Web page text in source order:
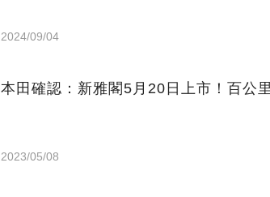
2024/09/04
本田確認：新雅閣5月20日上市！百公
2023/05/08